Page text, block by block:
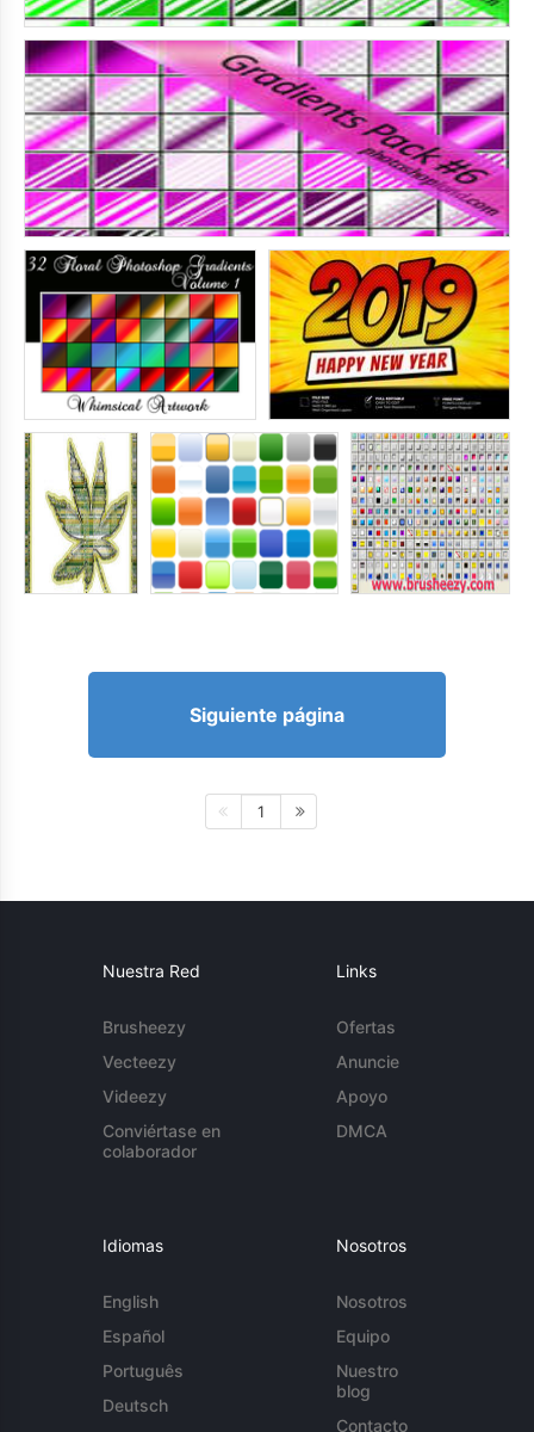
Siguiente página
1
Nuestra Red
Brusheezy
Vecteezy
Videezy
Conviértase en
colaborador
Links
Ofertas
Anuncie
Apoyo
DMCA
Idiomas
English
Español
Português
Deutsch
Nosotros
Nosotros
Equipo
Nuestro
blog
Contacto